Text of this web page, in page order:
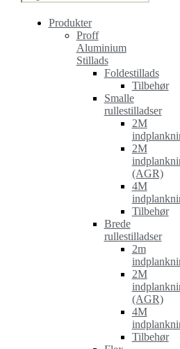
Produkter
Proff
Aluminium
Stillads
Foldestillads
Tilbehør
Smalle
rullestilladser
2M
2M
(AGR)
4M
Tilbehør
Brede
rullestilladser
2m
2M
(AGR)
4M
Tilbehør